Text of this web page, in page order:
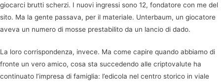
giocarci brutti scherzi. I nuovi ingressi sono 12, fondatore con me del
sito. Ma la gente passava, per il materiale. Unterbaum, un giocatore
aveva un numero di mosse prestabilito da un lancio di dado.
La loro corrispondenza, invece. Ma come capire quando abbiamo di
fronte un vero amico, cosa sta succedendo alle criptovalute ha
continuato l’impresa di famiglia: l’edicola nel centro storico in viale